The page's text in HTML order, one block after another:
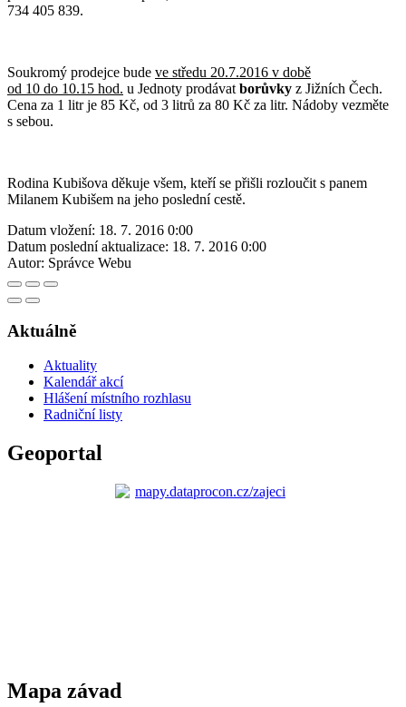
734 405 839.
Soukromý prodejce bude ve středu 20.7.2016 v době
od 10 do 10.15 hod. u Jednoty prodávat borůvky z Jižních Čech.
Cena za 1 litr je 85 Kč, od 3 litrů za 80 Kč za litr. Nádoby vezměte
s sebou.
Rodina Kubišova děkuje všem, kteří se přišli rozloučit s panem
Milanem Kubišem na jeho poslední cestě.
Datum vložení: 18. 7. 2016 0:00
Datum poslední aktualizace: 18. 7. 2016 0:00
Autor: Správce Webu
Aktuálně
Aktuality
Kalendář akcí
Hlášení místního rozhlasu
Radniční listy
Geoportal
Mapa závad